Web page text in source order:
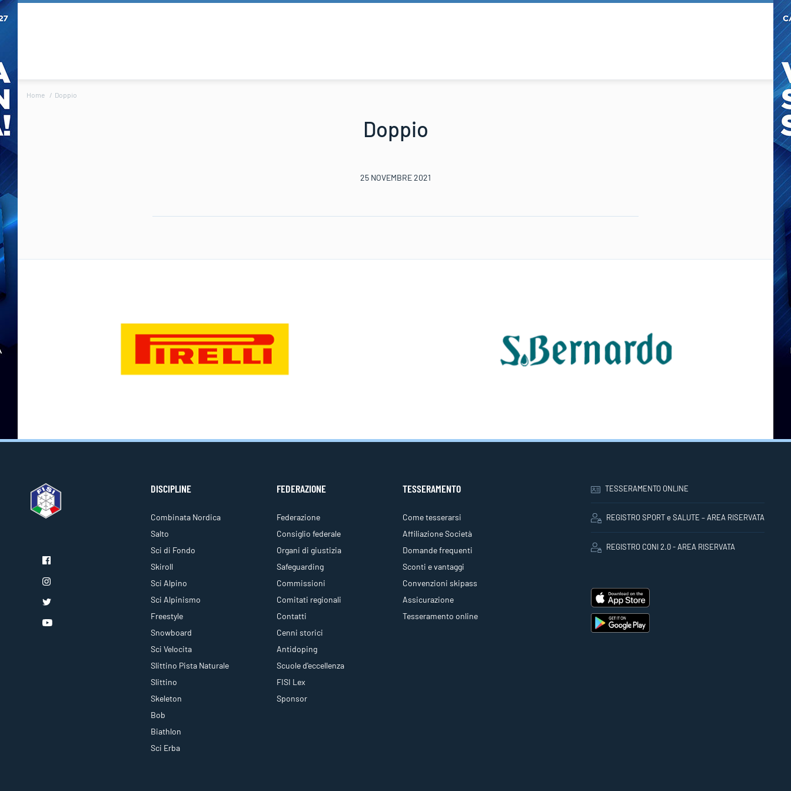
Home Doppio
Doppio
25 NOVEMBRE 2021
DISCIPLINE
Combinata Nordica
Salto
Sci di Fondo
Skiroll
Sci Alpino
Sci Alpinismo
Freestyle
Snowboard
Sci Velocita
Slittino Pista Naturale
Slittino
Skeleton
Bob
Biathlon
Sci Erba
FEDERAZIONE
Federazione
Consiglio federale
Organi di giustizia
Safeguarding
Commissioni
Comitati regionali
Contatti
Cenni storici
Antidoping
Scuole d'eccellenza
FISI Lex
Sponsor
TESSERAMENTO
Come tesserarsi
Affiliazione Società
Domande frequenti
Sconti e vantaggi
Convenzioni skipass
Assicurazione
Tesseramento online
TESSERAMENTO ONLINE
REGISTRO SPORT e SALUTE – AREA RISERVATA
REGISTRO CONI 2.0 - AREA RISERVATA